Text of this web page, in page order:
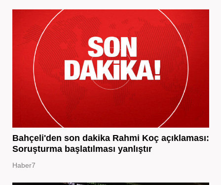
Bahçeli'den son dakika Rahmi Koç açıklaması:
Soruşturma başlatılması yanlıştır
Haber7